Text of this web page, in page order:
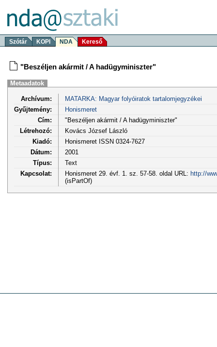
Szótár KOPI NDA Kereső
"Beszéljen akármit / A hadügyminiszter"
Metaadatok
Archívum:
MATARKA: Magyar folyóiratok tartalomjegyzékei
Gyűjtemény:
Honismeret
Cím:
"Beszéljen akármit / A hadügyminiszter"
Létrehozó:
Kovács József László
Kiadó:
Honismeret ISSN 0324-7627
Dátum:
2001
Típus:
Text
Kapcsolat:
Honismeret 29. évf. 1. sz. 57-58. oldal URL: http://
(isPartOf)